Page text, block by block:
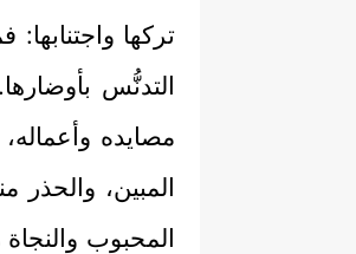
تركها
التدنُّس
مصايده
المبين، والحذر
المحبوب